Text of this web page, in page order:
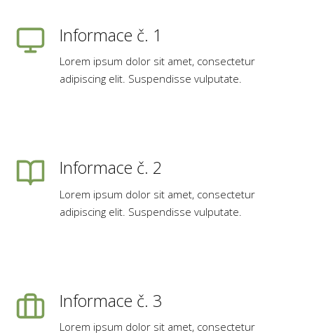
Informace č. 1
Lorem ipsum dolor sit amet, consectetur
adipiscing elit. Suspendisse vulputate.
Informace č. 2
Lorem ipsum dolor sit amet, consectetur
adipiscing elit. Suspendisse vulputate.
Informace č. 3
Lorem ipsum dolor sit amet, consectetur